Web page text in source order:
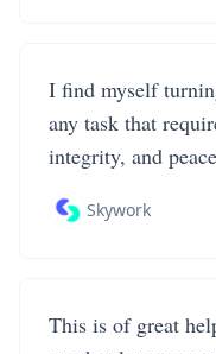
I find myself
any task that
integrity, and
Skywork
This is of great